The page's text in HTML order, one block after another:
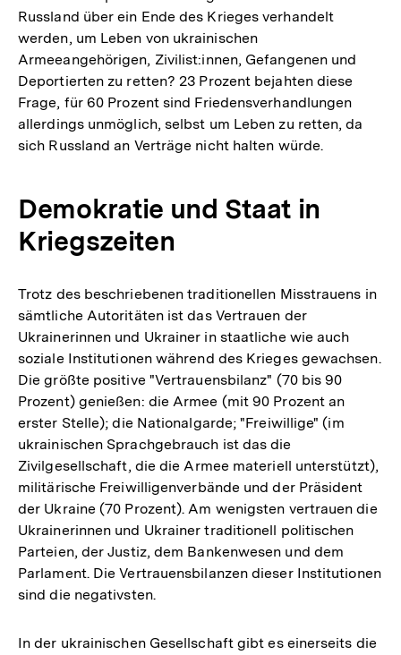
Russland über ein Ende des Krieges verhandelt
werden, um Leben von ukrainischen
Armeeangehörigen, Zivilist:innen, Gefangenen und
Deportierten zu retten? 23 Prozent bejahten diese
Frage, für 60 Prozent sind Friedensverhandlungen
allerdings unmöglich, selbst um Leben zu retten, da
sich Russland an Verträge nicht halten würde.
Demokratie und Staat in
Kriegszeiten
Trotz des beschriebenen traditionellen Misstrauens in
sämtliche Autoritäten ist das Vertrauen der
Ukrainerinnen und Ukrainer in staatliche wie auch
soziale Institutionen während des Krieges gewachsen.
Die größte positive "Vertrauensbilanz" (70 bis 90
Prozent) genießen: die Armee (mit 90 Prozent an
erster Stelle); die Nationalgarde; "Freiwillige" (im
ukrainischen Sprachgebrauch ist das die
Zivilgesellschaft, die die Armee materiell unterstützt),
militärische Freiwilligenverbände und der Präsident
der Ukraine (70 Prozent). Am wenigsten vertrauen die
Ukrainerinnen und Ukrainer traditionell politischen
Parteien, der Justiz, dem Bankenwesen und dem
Parlament. Die Vertrauensbilanzen dieser Institutionen
sind die negativsten.
In der ukrainischen Gesellschaft gibt es einerseits die